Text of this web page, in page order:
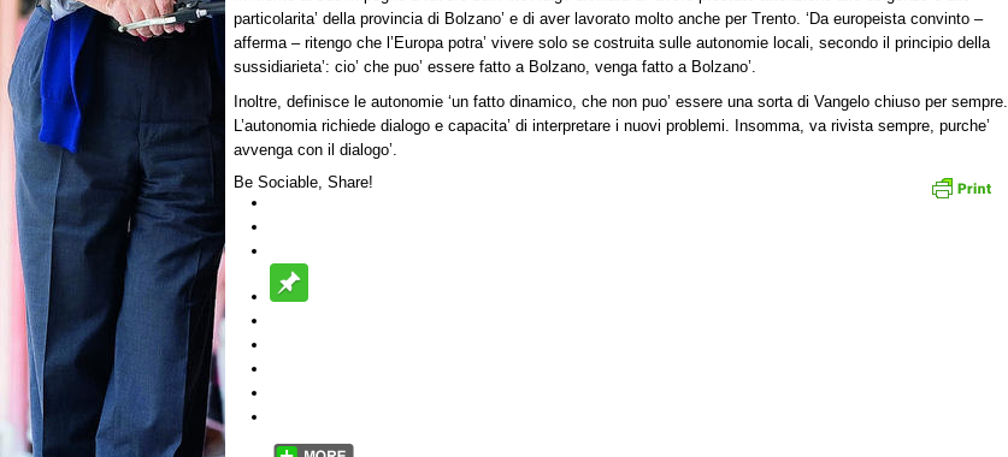
particolarita’ della provincia di Bolzano’ e di aver lavorato molto anche per Trento. ‘Da europeista convinto –
afferma – ritengo che l’Europa potra’ vivere solo se costruita sulle autonomie locali, secondo il principio della
sussidiarieta’: cio’ che puo’ essere fatto a Bolzano, venga fatto a Bolzano’.
Inoltre, definisce le autonomie ‘un fatto dinamico, che non puo’ essere una sorta di Vangelo chiuso per sempre.
L’autonomia richiede dialogo e capacita’ di interpretare i nuovi problemi. Insomma, va rivista sempre, purche’
avvenga con il dialogo’.
Be Sociable, Share!